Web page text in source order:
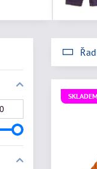
SKLADEM